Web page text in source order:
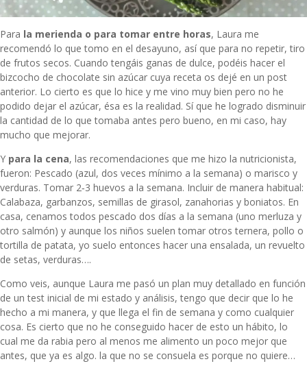
Para la merienda o para tomar entre horas, Laura me
recomendó lo que tomo en el desayuno, así que para no repetir, tiro
de frutos secos. Cuando tengáis ganas de dulce, podéis hacer el
bizcocho de chocolate sin azúcar cuya receta os dejé en un post
anterior. Lo cierto es que lo hice y me vino muy bien pero no he
podido dejar el azúcar, ésa es la realidad. Sí que he logrado disminuir
la cantidad de lo que tomaba antes pero bueno, en mi caso, hay
mucho que mejorar.
Y para la cena, las recomendaciones que me hizo la nutricionista,
fueron: Pescado (azul, dos veces mínimo a la semana) o marisco y
verduras. Tomar 2‐3 huevos a la semana. Incluir de manera habitual:
Calabaza, garbanzos, semillas de girasol, zanahorias y boniatos. En
casa, cenamos todos pescado dos días a la semana (uno merluza y
otro salmón) y aunque los niños suelen tomar otros ternera, pollo o
tortilla de patata, yo suelo entonces hacer una ensalada, un revuelto
de setas, verduras….
Como veis, aunque Laura me pasó un plan muy detallado en función
de un test inicial de mi estado y análisis, tengo que decir que lo he
hecho a mi manera, y que llega el fin de semana y como cualquier
cosa. Es cierto que no he conseguido hacer de esto un hábito, lo
cual me da rabia pero al menos me alimento un poco mejor que
antes, que ya es algo. la que no se consuela es porque no quiere…